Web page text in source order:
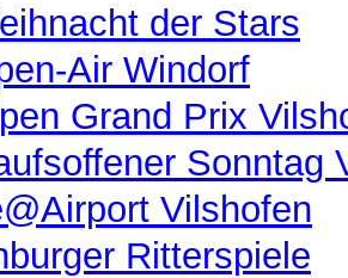
der Stars
Air Windorf
Grand Prix
Sonntag
Vilshofen
Ritterspiele